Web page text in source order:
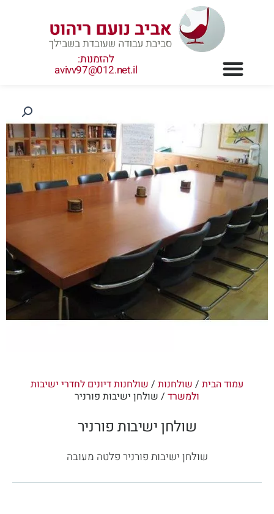
להזמנות:
avivv97@012.net.il
עמוד הבית / שולחנות / שולחנות דיונים לחדרי ישיבות
ולמשרד / שולחן ישיבות פורניר
שולחן ישיבות פורניר
שולחן ישיבות פורניר פלטה מעובה